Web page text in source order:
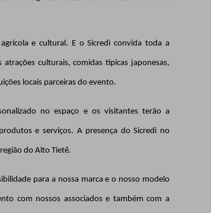
e cultural. E o Sicredi convida toda a
culturais, comidas típicas japonesas,
locais parceiras do evento.
no espaço e os visitantes terão a
e serviços. A presença do Sicredi no
do Alto Tietê.
para a nossa marca e o nosso modelo
com nossos associados e também com a